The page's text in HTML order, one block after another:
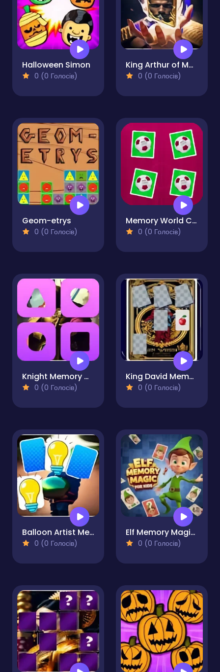
Halloween Simon
0 (0 Голосів)
King Arthur of Memory Match
0 (0 Голосів)
Geom-etrys
0 (0 Голосів)
Memory World Cup
0 (0 Голосів)
Knight Memory Match
0 (0 Голосів)
King David Memory Match
0 (0 Голосів)
Balloon Artist Memory Match
0 (0 Голосів)
Elf Memory Magic for Kids
0 (0 Голосів)